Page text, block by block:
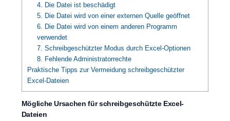
4. Die Datei ist beschädigt
5. Die Datei wird von einer externen Quelle geöffnet
6. Die Datei wird von einem anderen Programm
verwendet
7. Schreibgeschützter Modus durch Excel-Optionen
8. Fehlende Administratorrechte
Praktische Tipps zur Vermeidung schreibgeschützter
Excel-Dateien
Mögliche Ursachen für schreibgeschützte Excel-
Dateien